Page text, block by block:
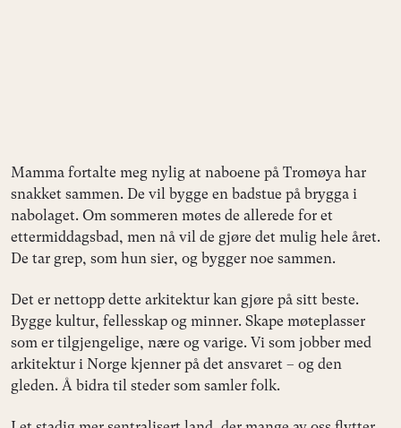
Mamma fortalte meg nylig at naboene på Tromøya har
snakket sammen. De vil bygge en badstue på brygga i
nabolaget. Om sommeren møtes de allerede for et
ettermiddagsbad, men nå vil de gjøre det mulig hele året.
De tar grep, som hun sier, og bygger noe sammen.
Det er nettopp dette arkitektur kan gjøre på sitt beste.
Bygge kultur, fellesskap og minner. Skape møteplasser
som er tilgjengelige, nære og varige. Vi som jobber med
arkitektur i Norge kjenner på det ansvaret – og den
gleden. Å bidra til steder som samler folk.